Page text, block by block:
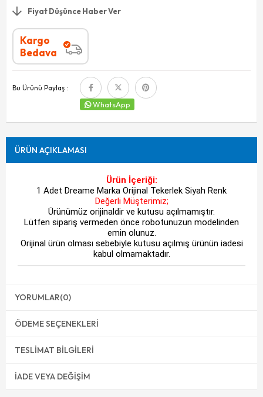
Fiyat Düşünce Haber Ver
Kargo
Bedava
Bu Ürünü Paylaş :
WhatsApp
ÜRÜN AÇIKLAMASI
Ürün İçeriği:
1 Adet Dreame Marka Orijinal Tekerlek Siyah Renk
Değerli Müşterimiz;
Ürünümüz orijinaldir ve kutusu açılmamıştır.
Lütfen sipariş vermeden önce robotunuzun modelinden
emin olunuz.
Orijinal ürün olması sebebiyle kutusu açılmış ürünün iadesi
kabul olmamaktadır.
YORUMLAR(0)
ÖDEME SEÇENEKLERI
TESLIMAT BILGILERI
İADE VEYA DEĞIŞIM